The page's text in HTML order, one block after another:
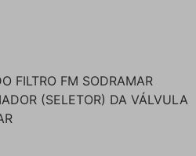
FILTRO FM SODRAMAR
(SELETOR) DA VÁLVULA